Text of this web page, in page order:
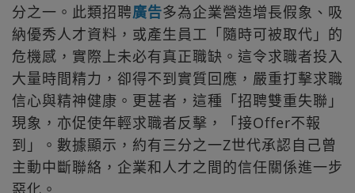
分之一。此類招聘廣告多為企業營造增長假象、吸
納優秀人才資料，或產生員工「隨時可被取代」的
危機感，實際上未必有真正職缺。這令求職者投入
大量時間精力，卻得不到實質回應，嚴重打擊求職
信心與精神健康。更甚者，這種「招聘雙重失聯」
現象，亦促使年輕求職者反擊，「接Offer不報
到」。數據顯示，約有三分之一Z世代承認自己曾
主動中斷聯絡，企業和人才之間的信任關係進一步
惡化。